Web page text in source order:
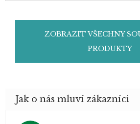
ZOBRAZIT VŠECHNY
PRODUKTY